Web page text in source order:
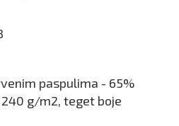
paspulima - 65%
g/m2, teget boje